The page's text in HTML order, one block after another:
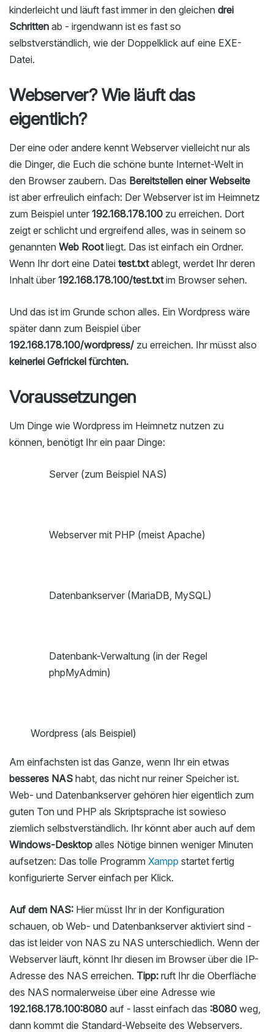
kinderleicht und läuft fast immer in den gleichen drei
Schritten ab - irgendwann ist es fast so
selbstverständlich, wie der Doppelklick auf eine EXE-
Datei.
Webserver? Wie läuft das
eigentlich?
Der eine oder andere kennt Webserver vielleicht nur als
die Dinger, die Euch die schöne bunte Internet-Welt in
den Browser zaubern. Das Bereitstellen einer Webseite
ist aber erfreulich einfach: Der Webserver ist im Heimnetz
zum Beispiel unter 192.168.178.100 zu erreichen. Dort
zeigt er schlicht und ergreifend alles, was in seinem so
genannten Web Rootliegt. Das ist einfach ein Ordner.
Wenn Ihr dort eine Datei test.txtablegt, werdet Ihr deren
Inhalt über 192.168.178.100/test.txtim Browser sehen.
Und das ist im Grunde schon alles. Ein Wordpress wäre
später dann zum Beispiel über
192.168.178.100/wordpress/ zu erreichen. Ihr müsst also
keinerlei Gefrickel fürchten.
Voraussetzungen
Um Dinge wie Wordpress im Heimnetz nutzen zu
können, benötigt Ihr ein paar Dinge:
Server (zum Beispiel NAS)
Webserver mit PHP (meist Apache)
Datenbankserver (MariaDB, MySQL)
Datenbank-Verwaltung (in der Regel
phpMyAdmin)
Wordpress (als Beispiel)
Am einfachsten ist das Ganze, wenn Ihr ein etwas
besseres NAS habt, das nicht nur reiner Speicher ist.
Web- und Datenbankserver gehören hier eigentlich zum
guten Ton und PHP als Skriptsprache ist sowieso
ziemlich selbstverständlich. Ihr könnt aber auch auf dem
Windows-Desktop alles Nötige binnen weniger Minuten
aufsetzen: Das tolle Programm Xampp startet fertig
konfigurierte Server einfach per Klick.
Auf dem NAS: Hier müsst Ihr in der Konfiguration
schauen, ob Web- und Datenbankserver aktiviert sind -
das ist leider von NAS zu NAS unterschiedlich. Wenn der
Webserver läuft, könnt Ihr diesen im Browser über die IP-
Adresse des NAS erreichen. Tipp: ruft Ihr die Oberfläche
des NAS normalerweise über eine Adresse wie
192.168.178.100:8080 auf - lasst einfach das :8080 weg,
dann kommt die Standard-Webseite des Webservers.